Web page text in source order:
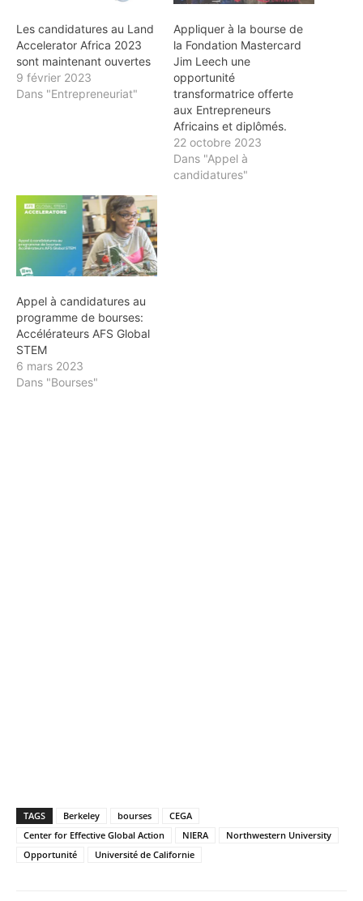
Les candidatures au Land
Accelerator Africa 2023
sont maintenant ouvertes
9 février 2023
Dans "Entrepreneuriat"
Appliquer à la bourse de
la Fondation Mastercard
Jim Leech une
opportunité
transformatrice offerte
aux Entrepreneurs
Africains et diplômés.
22 octobre 2023
Dans "Appel à
candidatures"
Appel à candidatures au
programme de bourses:
Accélérateurs AFS Global
STEM
6 mars 2023
Dans "Bourses"
TAGS Berkeley bourses
CEGA
Center for Effective Global Action
NIERA
Northwestern University
Opportunité
Université de Californie